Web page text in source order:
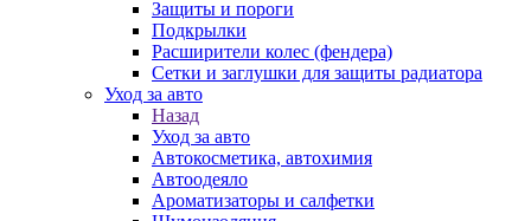
Защиты и пороги
Подкрылки
Расширители колес (фендера)
Сетки и заглушки для защиты радиатора
Уход за авто
Назад
Уход за авто
Автокосметика, автохимия
Автоодеяло
Ароматизаторы и салфетки